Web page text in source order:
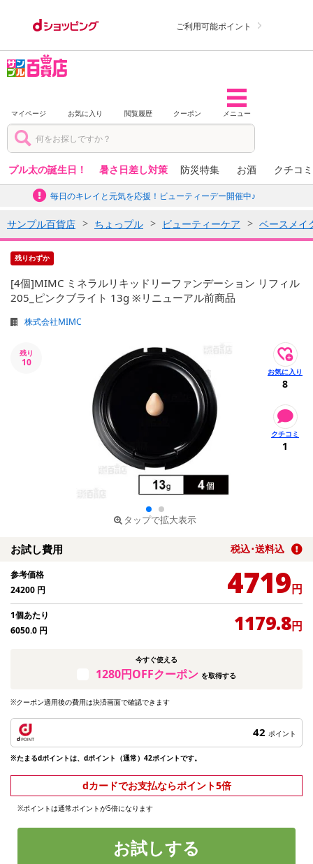
ご利用可能ポイント
マイページ お気に入り 閲覧履歴 クーポン メニュー
プル太の誕生日！ 暑さ日差し対策 防災特集 お酒 クチコ
毎日のキレイと元気を応援！ビューティーデー開催中♪
サンプル百貨店 ちょっプル ビューティーケア ベースメイ
残りわずか
[4個]MIMC ミネラルリキッドリーファンデーション リフィル
205_ピンクブライト 13g ※リニューアル前商品
株式会社MIMC
残り
10
タップで拡大表示
8
1
お試し費用 税込･送料込
参考価格
24200 円 4719円
1個あたり
6050.0 円 1179.8円
今すぐ使える
1280円OFFクーポン を取得する
※クーポン適用後の費用は決済画面で確認できます
42 ポイント
※たまるdポイントは、dポイント（通常）42ポイントです。
dカードでお支払ならポイント5倍
※ポイントは通常ポイントが5倍になります
お試しする